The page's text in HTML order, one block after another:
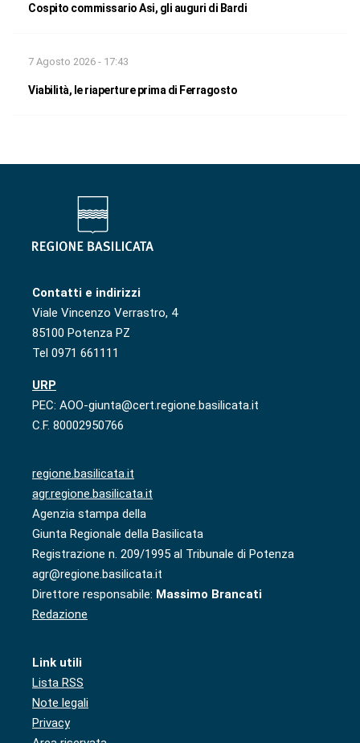
Cospito commissario Asi, gli auguri di Bardi
7 Agosto 2026 - 17:43
Viabilità, le riaperture prima di Ferragosto
Contatti e indirizzi
Viale Vincenzo Verrastro, 4
85100 Potenza PZ
Tel 0971 661111
URP
PEC: AOO-giunta@cert.regione.basilicata.it
C.F. 80002950766
regione.basilicata.it
agr.regione.basilicata.it
Agenzia stampa della
Giunta Regionale della Basilicata
Registrazione n. 209/1995 al Tribunale di Potenza
agr@regione.basilicata.it
Direttore responsabile: Massimo Brancati
Redazione
Link utili
Lista RSS
Note legali
Privacy